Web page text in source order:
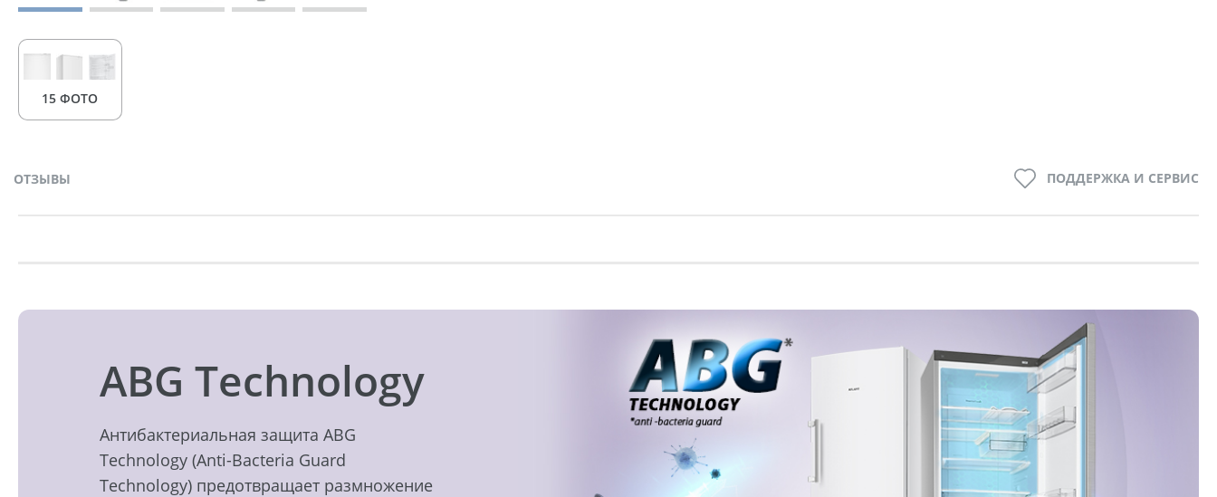
15 ФОТО
ОТЗЫВЫ ПОДДЕРЖКА И СЕРВИС
ABG Technology
Антибактериальная защита ABG
Technology (Anti-Bacteria Guard
Technology) предотвращает размножение